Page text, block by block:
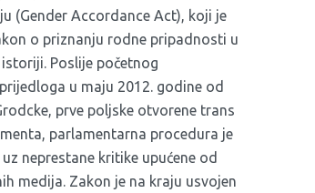
(Gender Accordance Act), koji je
o priznanju rodne pripadnosti u
Poslije početnog
u maju 2012. godine od
prve poljske otvorene trans
parlamentarna procedura je
neprestane kritike upućene od
medija. Zakon je na kraju usvojen